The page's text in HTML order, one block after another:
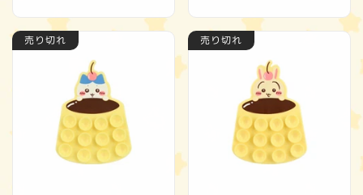
価
格
売り切れ 売り切れ